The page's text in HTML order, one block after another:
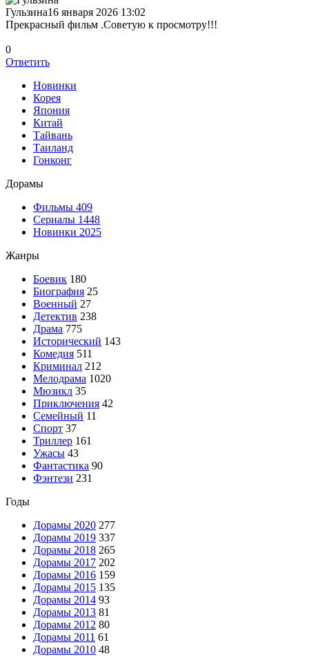
Гульзина16 января 2026 13:02
Прекрасный фильм .Советую к просмотру!!!
0
Ответить
Новинки
Корея
Япония
Китай
Тайвань
Таиланд
Гонконг
Дорамы
Фильмы 409
Сериалы 1448
Новинки 2025
Жанры
Боевик 180
Биография 25
Военный 27
Детектив 238
Драма 775
Исторический 143
Комедия 511
Криминал 212
Мелодрама 1020
Мюзикл 35
Приключения 42
Семейный 11
Спорт 37
Триллер 161
Ужасы 43
Фантастика 90
Фэнтези 231
Годы
Дорамы 2020 277
Дорамы 2019 337
Дорамы 2018 265
Дорамы 2017 202
Дорамы 2016 159
Дорамы 2015 135
Дорамы 2014 93
Дорамы 2013 81
Дорамы 2012 80
Дорамы 2011 61
Дорамы 2010 48